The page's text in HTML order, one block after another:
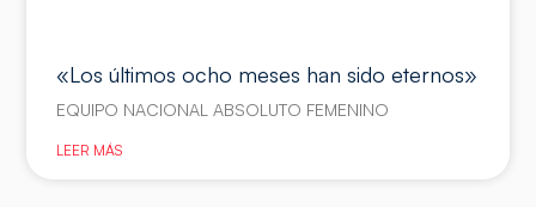
«Los últimos ocho meses han sido eternos»
EQUIPO NACIONAL ABSOLUTO FEMENINO
LEER MÁS